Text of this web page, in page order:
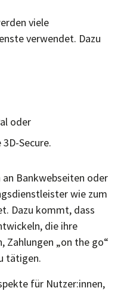
viele
verwendet. Dazu
oder
Secure.
Bankwebseiten oder
wie zum
Dazu kommt, dass
die ihre
Zahlungen „on the go“
tätigen.
für Nutzer:innen,